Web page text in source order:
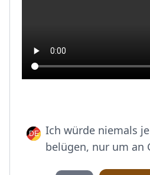
Ich würde niemals
belügen, nur um an